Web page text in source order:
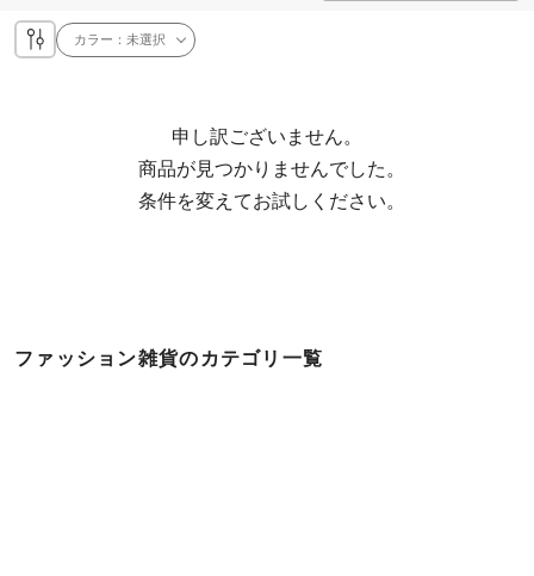
カラー：未選択
申し訳ございません。
  条件を変えてお試しください。
ファッション雑貨のカテゴリ一覧